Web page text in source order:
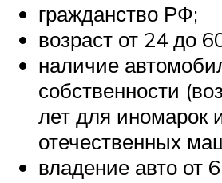
гражданство РФ;
возраст от 24 до
наличие
собственности
лет для иномарок
отечественных
владение авто от